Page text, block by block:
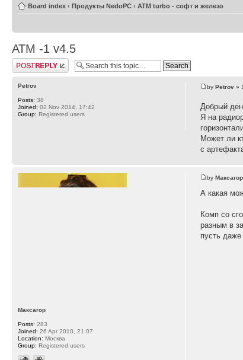
Board index ‹ Продукты NedoPC ‹ ATM turbo - софт и железо
АТМ -1 v4.5
Post a reply
byPetrov »
Добрый
Я на
Может ли
с
Petrov
Posts: 38
Joined: 02 Nov 2014, 17:42
Group: Registered users
byМаксагор
А какая
Комп со
разным в
пусть даже
Максагор
Posts: 283
Joined: 26 Apr 2010, 21:07
Location: Москва
Group: Registered users